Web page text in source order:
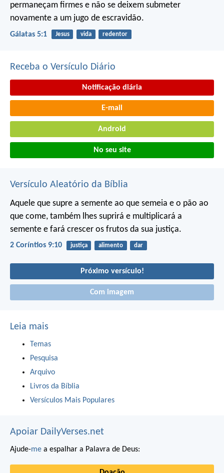
permaneçam firmes e não se deixem submeter
novamente a um jugo de escravidão.
Gálatas 5:1 Jesus vida redentor
Receba o Versículo Diário
Notificação diária
E-mail
Android
No seu site
Versículo Aleatório da Bíblia
Aquele que supre a semente ao que semeia e o pão ao
que come, também lhes suprirá e multiplicará a
semente e fará crescer os frutos da sua justiça.
2 Coríntios 9:10 justiça alimento dar
Próximo versículo!
Com imagem
Leia mais
Temas
Pesquisa
Arquivo
Livros da Bíblia
Versículos Mais Populares
Apoiar DailyVerses.net
Ajude-me a espalhar a Palavra de Deus: